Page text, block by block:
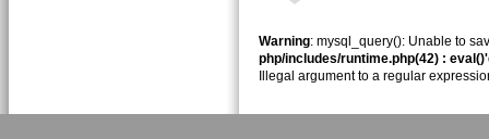
Warning: mysql_query(): Unable to
php/includes/runtime.php(42) :
Illegal argument to a regular